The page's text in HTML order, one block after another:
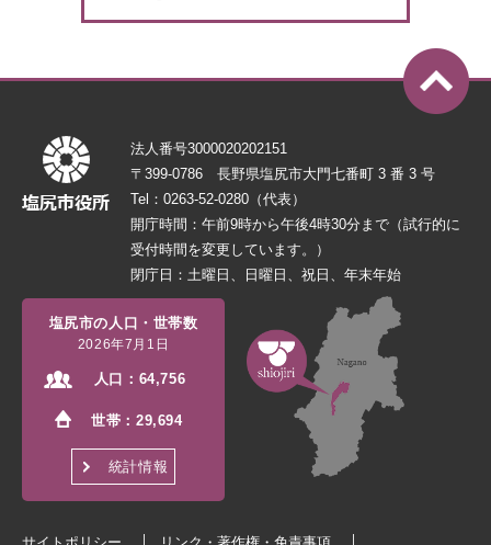
法人番号3000020202151
〒399-0786 長野県塩尻市大門七番町 3 番 3 号
Tel：0263-52-0280（代表）
開庁時間：午前9時から午後4時30分まで（試行的に
受付時間を変更しています。）
閉庁日：土曜日、日曜日、祝日、年末年始
塩尻市の人口・世帯数
2026年7月1日
人口： 64,756
世帯：29,694
統計情報